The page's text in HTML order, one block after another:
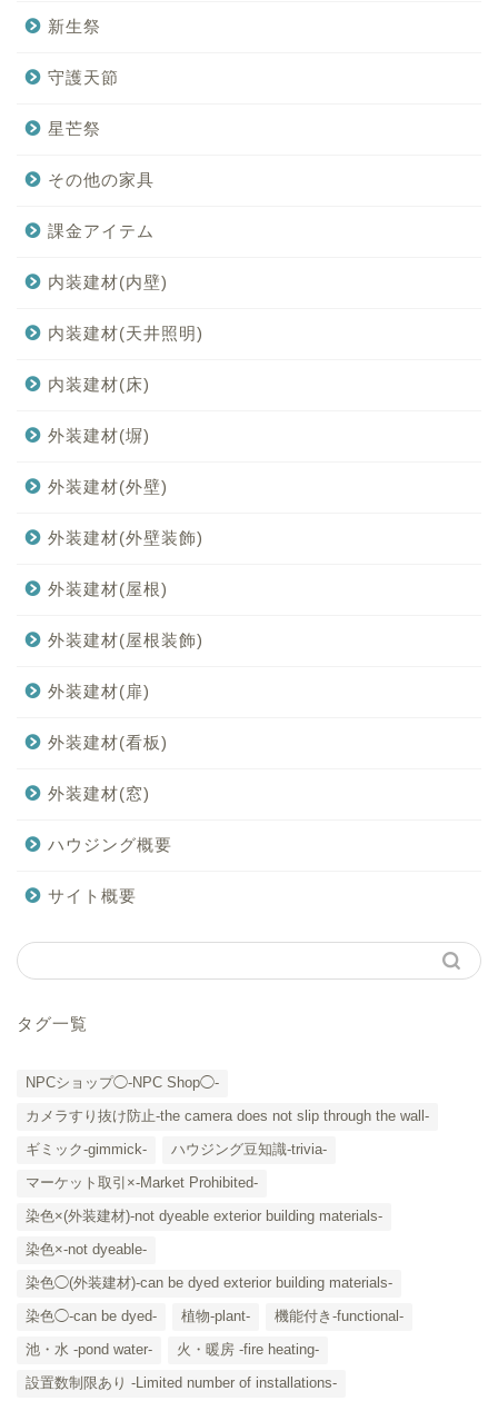
新生祭
守護天節
星芒祭
その他の家具
課金アイテム
内装建材(内壁)
内装建材(天井照明)
内装建材(床)
外装建材(塀)
外装建材(外壁)
外装建材(外壁装飾)
外装建材(屋根)
外装建材(屋根装飾)
外装建材(扉)
外装建材(看板)
外装建材(窓)
ハウジング概要
サイト概要
タグ一覧
NPCショップ◯-NPC Shop◯-
カメラすり抜け防止-the camera does not slip through the wall-
ギミック-gimmick-
ハウジング豆知識-trivia-
マーケット取引×-Market Prohibited-
染色×(外装建材)-not dyeable exterior building materials-
染色×-not dyeable-
染色◯(外装建材)-can be dyed exterior building materials-
染色◯-can be dyed-
植物-plant-
機能付き-functional-
池・水 -pond water-
火・暖房 -fire heating-
設置数制限あり -Limited number of installations-
Category List-
HOUSING COLLECTIONと